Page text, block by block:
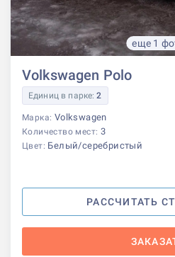
еще 1
Volkswagen Polo
Единиц в парке:2
Марка: Volkswagen
Количество мест: 3
Цвет: Белый/серебристый
РАССЧИТАТЬ